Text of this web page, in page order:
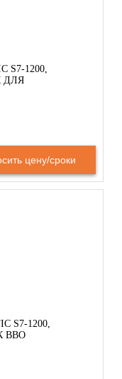
S7-1200,
ДЛЯ
цену/сроки
S7-1200,
ВВО